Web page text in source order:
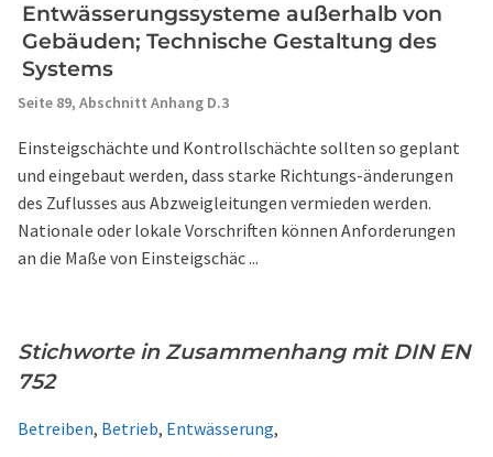
Entwässerungssysteme außerhalb von
Gebäuden; Technische Gestaltung des
Systems
Seite 89, Abschnitt Anhang D.3
Einsteigschächte und Kontrollschächte sollten so geplant
und eingebaut werden, dass starke Richtungs-änderungen
des Zuflusses aus Abzweigleitungen vermieden werden.
Nationale oder lokale Vorschriften können Anforderungen
an die Maße von Einsteigschäc ...
Stichworte in Zusammenhang mit DIN EN
752
Betreiben, Betrieb, Entwässerung,